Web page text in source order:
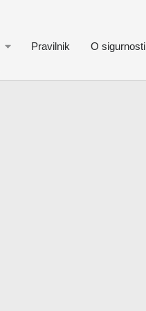
Pravilnik O sigurnosti